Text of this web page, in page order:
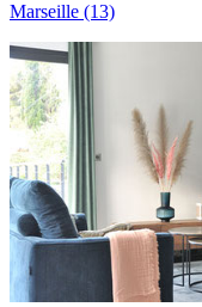
Marseille (13)